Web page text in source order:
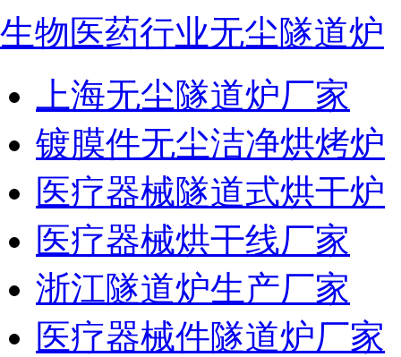
生物医药行业无尘隧道炉
上海无尘隧道炉厂家
镀膜件无尘洁净烘烤炉
医疗器械隧道式烘干炉
医疗器械烘干线厂家
浙江隧道炉生产厂家
医疗器械件隧道炉厂家